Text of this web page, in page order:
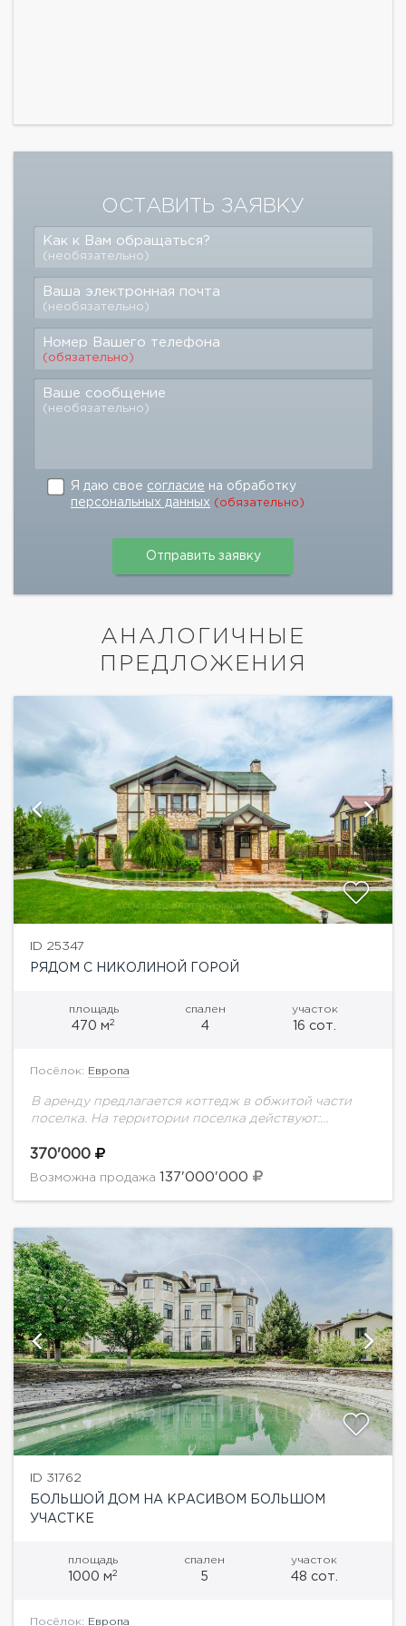
ОСТАВИТЬ ЗАЯВКУ
Как к Вам обращаться?
(необязательно)
Ваша электронная почта
(необязательно)
Номер Вашего телефона
(обязательно)
Ваше сообщение
(необязательно)
Я даю свое согласие на обработку
персональных данных (обязательно)
АНАЛОГИЧНЫЕ
ПРЕДЛОЖЕНИЯ
ID 25347
РЯДОМ С НИКОЛИНОЙ ГОРОЙ
площадь
470 м2
спален
4
участок
16 сот.
Посёлок: Европа
В аренду предлагается коттедж в обжитой части
поселка. На территории поселка действуют:
многофункциональные детские площадки для
детей разных возрастов, грунтовый теннисный корт,
370'000
Возможна продажа 137'000'000
ID 31762
БОЛЬШОЙ ДОМ НА КРАСИВОМ БОЛЬШОМ
УЧАСТКЕ
площадь
1000 м2
спален
5
участок
48 сот.
Посёлок: Европа